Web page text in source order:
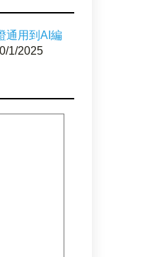
通用到AI編
1/2025